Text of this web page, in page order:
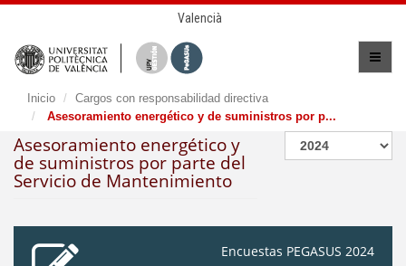
Valencià
Inicio
Cargos con responsabilidad directiva
Asesoramiento energético y de suministros por p...
Asesoramiento energético y
de suministros por parte del
Servicio de Mantenimiento
Encuestas PEGASUS 2024